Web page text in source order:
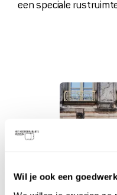
Wil je ook een
een speciale